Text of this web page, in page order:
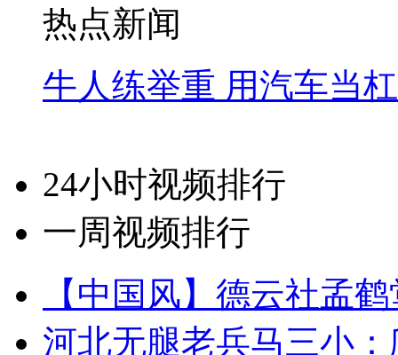
热点新闻
牛人练举重 用汽车当
24小时视频排行
一周视频排行
【中国风】德云社孟
河北无腿老兵马三小